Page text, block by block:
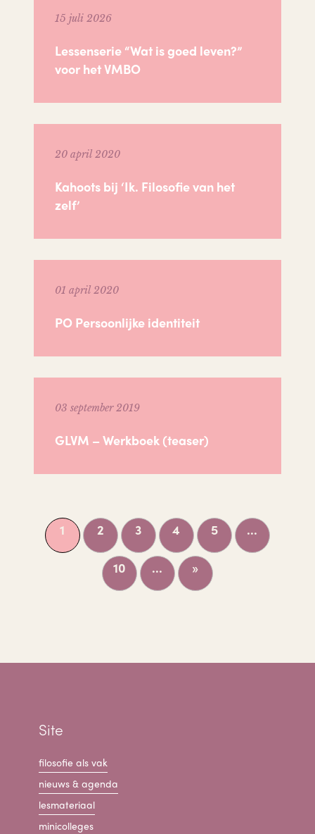
15 juli 2026
Lessenserie “Wat is goed leven?”
voor het VMBO
20 april 2020
Kahoots bij ‘Ik. Filosofie van het
zelf’
01 april 2020
PO Persoonlijke identiteit
03 september 2019
GLVM – Werkboek (teaser)
1 2 3 4 5 ...
10 ... »
Site
filosofie als vak
nieuws & agenda
lesmateriaal
minicolleges